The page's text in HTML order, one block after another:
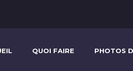
QUOI FAIRE PHOTOS